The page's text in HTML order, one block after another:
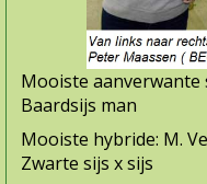
Mooiste aanverwante
Baardsijs man
Mooiste hybride: M.
Zwarte sijs x sijs